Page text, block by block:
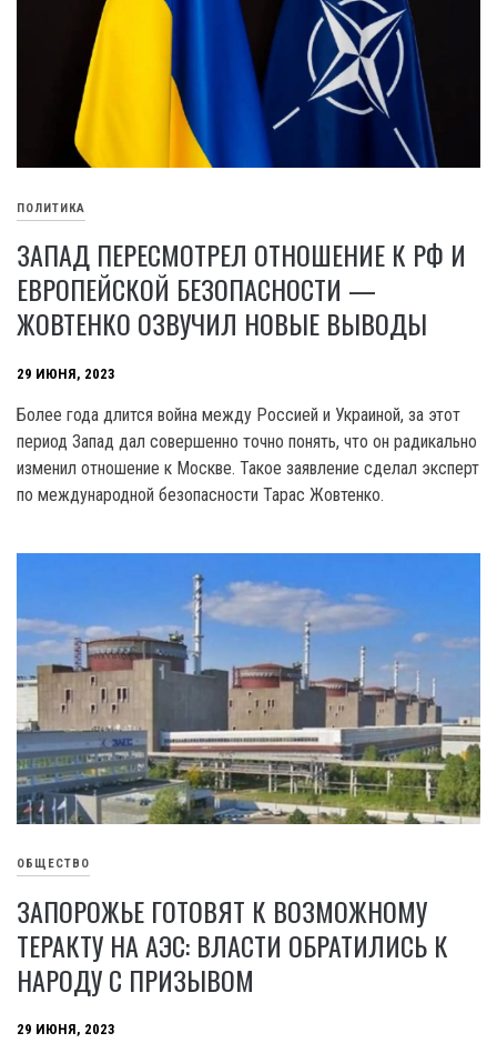
ПОЛИТИКА
ЗАПАД ПЕРЕСМОТРЕЛ ОТНОШЕНИЕ К РФ И
ЕВРОПЕЙСКОЙ БЕЗОПАСНОСТИ —
ЖОВТЕНКО ОЗВУЧИЛ НОВЫЕ ВЫВОДЫ
29 ИЮНЯ, 2023
Более года длится война между Россией и Украиной, за этот
период Запад дал совершенно точно понять, что он радикально
изменил отношение к Москве. Такое заявление сделал эксперт
по международной безопасности Тарас Жовтенко.
ОБЩЕСТВО
ЗАПОРОЖЬЕ ГОТОВЯТ К ВОЗМОЖНОМУ
ТЕРАКТУ НА АЭС: ВЛАСТИ ОБРАТИЛИСЬ К
НАРОДУ С ПРИЗЫВОМ
29 ИЮНЯ, 2023